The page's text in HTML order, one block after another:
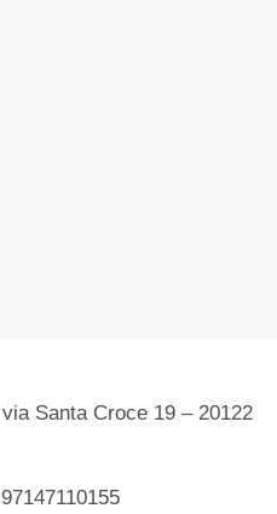
Santa Croce 19 – 20122